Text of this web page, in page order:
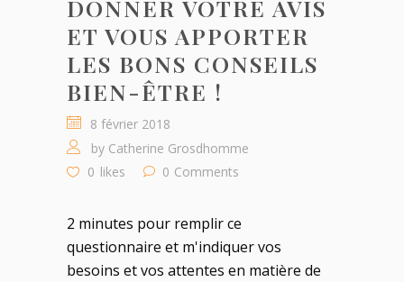
DONNER VOTRE AVIS
ET VOUS APPORTER
LES BONS CONSEILS
BIEN-ÊTRE !
8 février 2018
by Catherine Grosdhomme
0 likes 0 Comments
2 minutes pour remplir ce
questionnaire et m'indiquer vos
besoins et vos attentes en matière de